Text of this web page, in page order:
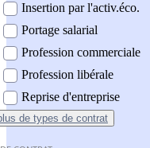
Insertion par l'activ.éco.
Portage salarial
Profession commerciale
Profession libérale
Reprise d'entreprise
de types de contrat